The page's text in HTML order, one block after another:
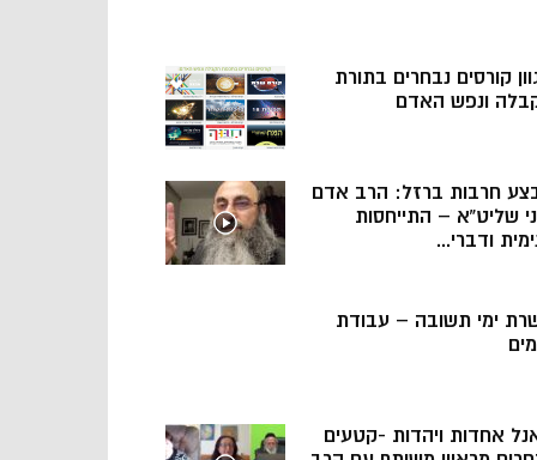
קורסים נבחרים בתורת
ונפש האדם
חרבות ברזל: הרב אדם
שליט”א – התייחסות
ודברי...
ימי תשובה – עבודת
אחדות ויהדות -קטעים